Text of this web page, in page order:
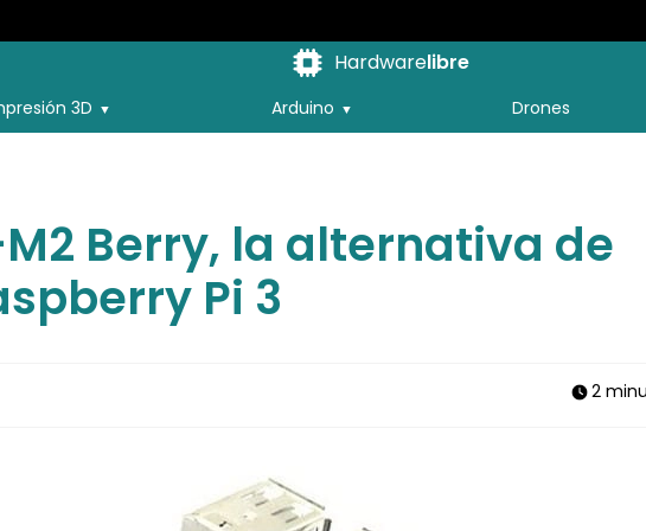
Hardwarelibre
3D Arduino Drones
Berry, la alternativa de
Pi 3
2